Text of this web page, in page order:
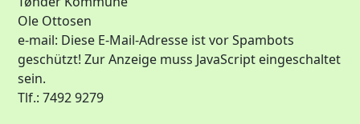
Ole Ottosen
e-mail: Diese E-Mail-Adresse ist vor Spambots
geschützt! Zur Anzeige muss JavaScript eingeschaltet
sein.
Tlf.: 7492 9279